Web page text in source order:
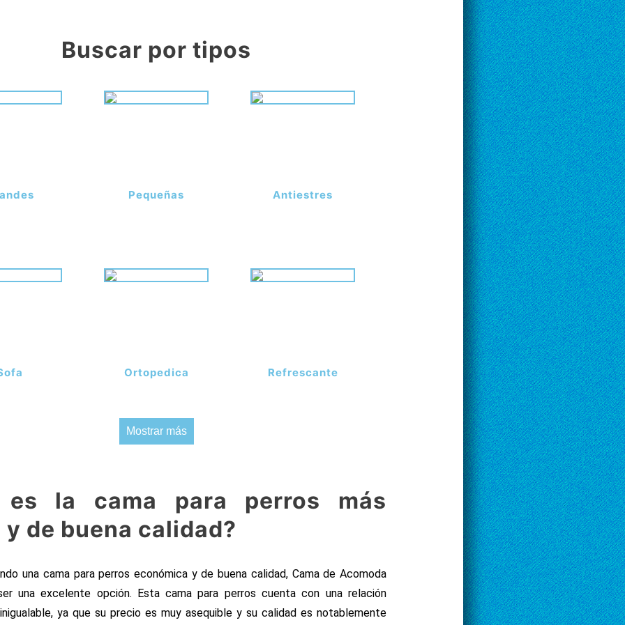
Buscar por tipos
Pequeñas Antiestres
Ortopedica Refrescante
Mostrar más
es la cama para perros más
de buena calidad?
una cama para perros económica y de buena calidad, Cama de Acomoda
una excelente opción. Esta cama para perros cuenta con una relación
ya que su precio es muy asequible y su calidad es notablemente